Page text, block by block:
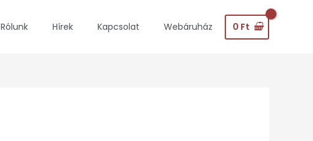
Rólunk Hírek Kapcsolat Webáruház 0 Ft